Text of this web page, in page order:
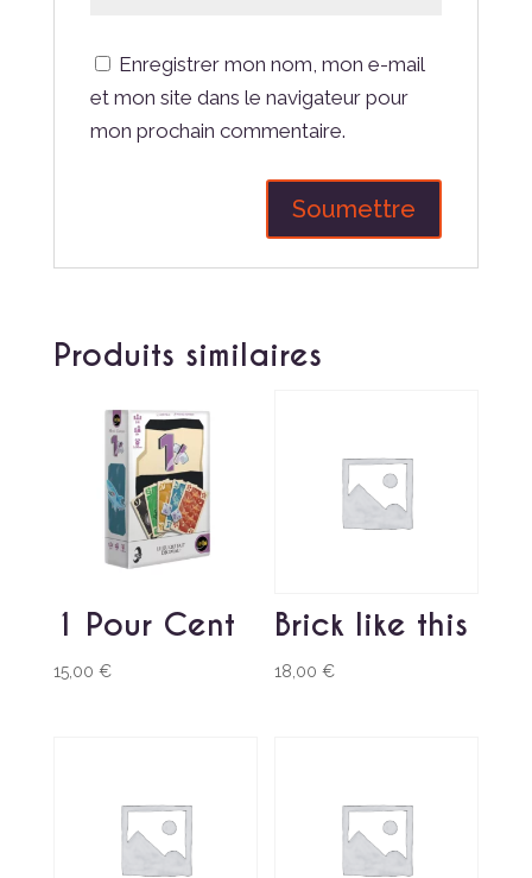
Enregistrer mon nom, mon e-mail
et mon site dans le navigateur pour
mon prochain commentaire.
Produits similaires
1 Pour Cent
15,00 €
Brick like this
18,00€